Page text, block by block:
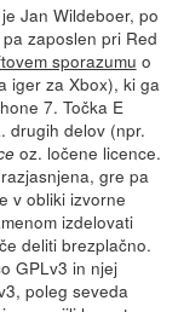
Jan Wildeboer, po
zaposlen pri Red
sporazumu o
iger za Xbox), ki ga
7. Točka E
drugih delov (npr.
oz. ločene licence.
gre pa
v obliki izvorne
izdelovati
deliti brezplačno.
GPLv3 in njej
poleg seveda